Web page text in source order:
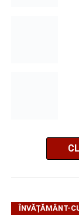
ÎNVĂȚĂMÂNT-